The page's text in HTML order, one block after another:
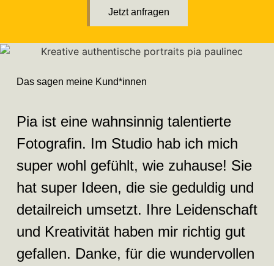
Jetzt anfragen
Das sagen meine Kund*innen
Pia ist eine wahnsinnig talentierte
Fotografin. Im Studio hab ich mich
super wohl gefühlt, wie zuhause! Sie
hat super Ideen, die sie geduldig und
detailreich umsetzt. Ihre Leidenschaft
und Kreativität haben mir richtig gut
gefallen. Danke, für die wundervollen